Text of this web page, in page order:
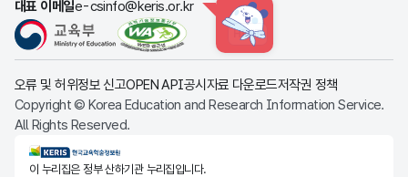
대표 이메일e-csinfo@keris.or.kr
HINT
오류 및 허위정보 신고OPEN API공시자료 다운로드저작권 정책
Copyright © Korea Education and Research Information Service.
All Rights Reserved.
KERIS한국교육학술정보원
이 누리집은 정부 산하기관 누리집입니다.